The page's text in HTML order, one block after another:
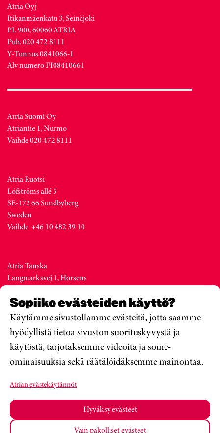
Sopiiko evästeiden käyttö?
Käytämme sivustollamme evästeitä, jotta saamme
hyödyllistä tietoa sivuston suorituskyvystä ja
käytöstä, tarjotaksemme videoita ja some-
ominaisuuksia sekä räätälöidäksemme mainontaa.
Atrian evästekäytännöt
Hyväksy evästeet
Vain pakolliset evästeet
Atria Oyj
Itikanmäenkatu 3, Seinäjoki
PL 900, 60060 ATRIA
Puh. 020 472 8111
Y-Tunnus 0841066-1
Alv numero FI08410661
Atria Suomi Oy
Atriantie 1, Nurmo
Vaihde 020 472 8111
Atria Ruotsi
Löfströms allé 5
SE-172 66 Sundbyberg
Sweden
Vaihde +46 10 482 39 10
Atria Tanska
Langmarksvej 1, Horsens
Denmark
Vaihde +45 76 28 25 00
Atria Viro
Metsa str. 19, Valga
Estonia
Vaihde +372 76 79 900